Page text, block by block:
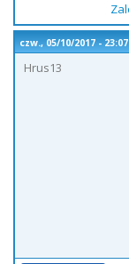
czw., 05/10/2017 - 23:07
Hrus13